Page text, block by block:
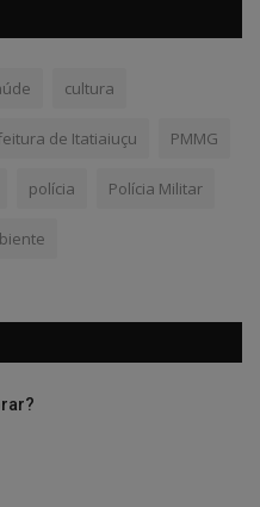
cultura
de Itatiaiuçu PMMG
polícia Polícia Militar